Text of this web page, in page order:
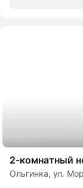
2-комнатный
Ольгинка, ул.